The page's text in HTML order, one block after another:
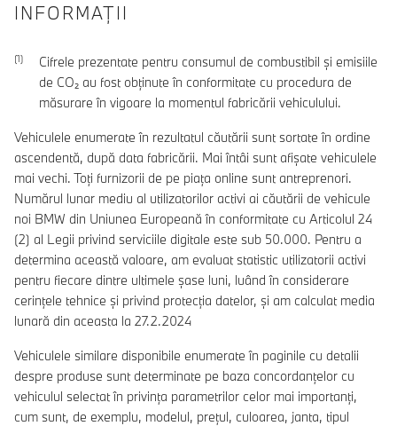
INFORMAŢII
Cifrele prezentate pentru consumul de combustibil şi emisiile
de CO₂ au fost obţinute în conformitate cu procedura de
măsurare în vigoare la momentul fabricării vehiculului.
Vehiculele enumerate în rezultatul căutării sunt sortate în ordine
ascendentă, după data fabricării. Mai întâi sunt afișate vehiculele
mai vechi. Toți furnizorii de pe piața online sunt antreprenori.
Numărul lunar mediu al utilizatorilor activi ai căutării de vehicule
noi BMW din Uniunea Europeană în conformitate cu Articolul 24
(2) al Legii privind serviciile digitale este sub 50.000. Pentru a
determina această valoare, am evaluat statistic utilizatorii activi
pentru fiecare dintre ultimele șase luni, luând în considerare
cerințele tehnice și privind protecția datelor, și am calculat media
lunară din aceasta la 27.2.2024
Vehiculele similare disponibile enumerate în paginile cu detalii
despre produse sunt determinate pe baza concordanțelor cu
vehiculul selectat în privința parametrilor celor mai importanți,
cum sunt, de exemplu, modelul, prețul, culoarea, janta, tipul